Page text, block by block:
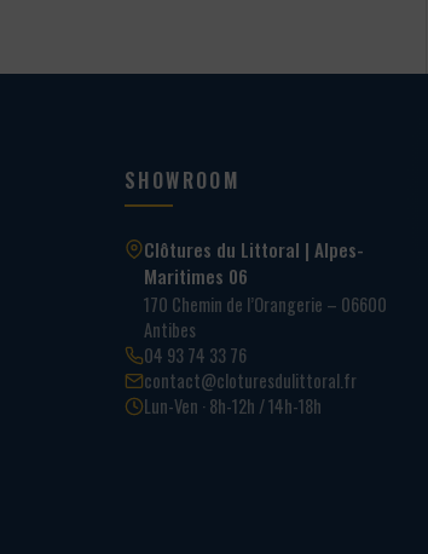
SHOWROOM
Clôtures du Littoral | Alpes-
Maritimes 06
170 Chemin de l’Orangerie – 06600
Antibes
04 93 74 33 76
contact@cloturesdulittoral.fr
Lun-Ven · 8h-12h / 14h-18h